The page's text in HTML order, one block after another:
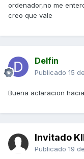
ordenador,no me
creo que vale
Delfin
Publicado 15
Buena aclaracion
Invitado
Publicado 19